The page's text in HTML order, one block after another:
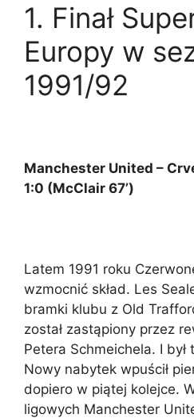
1. Finał
Europy w
1991/92
Manchester United –
1:0 (McClair 67’)
Latem 1991 roku
wzmocnić skład. Les
bramki klubu z Old
został zastąpiony przez
Petera Schmeichela. I
Nowy nabytek wpuścił
dopiero w piątej kolejce.
ligowych Manchester